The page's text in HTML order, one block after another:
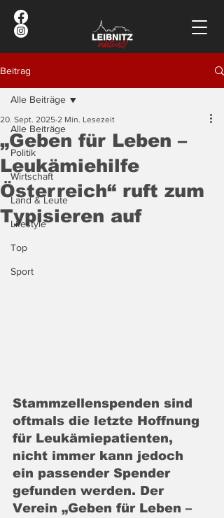
Beitrag
Alle Beiträge
Politik
Wirtschaft
Land & Leute
Lifestyle
Top
Sport
Alle Beiträge
„Geben für Leben –
Leukämiehilfe
Österreich“ ruft zum
Typisieren auf
20. Sept. 2025 2 Min. Lesezeit
Stammzellenspenden sind
oftmals die letzte Hoffnung
für Leukämiepatienten,
nicht immer kann jedoch
ein passender Spender
gefunden werden. Der
Verein „Geben für Leben –